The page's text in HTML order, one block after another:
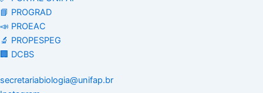
📘 PROGRAD
📣 PROEAC
🔬 PROPESPEG
🏢 DCBS
secretariabiologia@unifap.br